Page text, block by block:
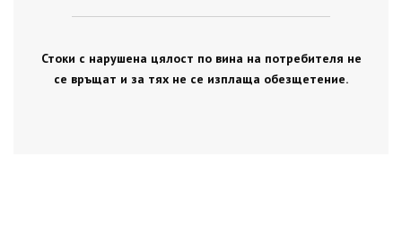
Стоки с нарушена цялост по вина на потребителя не
се връщат и за тях не се изплаща обезщетение.